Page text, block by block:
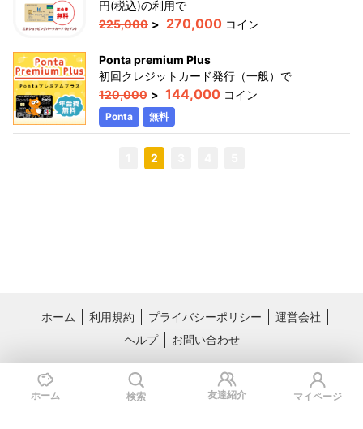
円(税込)の利用で
225,000 > 270,000 コイン
Ponta premium Plus
初回クレジットカード発行（一般） で
120,000 > 144,000 コイン
Ponta 無料
2
ホーム 利用規約 プライバシーポリシー
運営会社
ヘルプ
お問い合わせ
料理レシピ動画サービス クラシル
国内最大級のライフスタイル情報サー
ホーム 検索 友達紹介 マイページ